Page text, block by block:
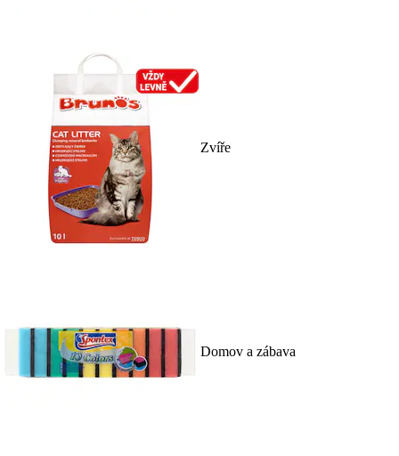
Zvíře
Domov a zábava